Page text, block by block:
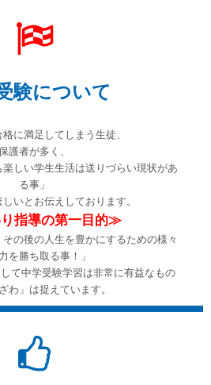
験について
に満足してしまう生徒、
護者が多く、
楽しい学生生活は送りづらい現状があ
る事」
いとお伝えしております。
指導の第一目的≫
その後の人生を豊かにするための様々
を勝ち取る事！」
て中学受験学習は非常に有益なもの
わ」は捉えています。